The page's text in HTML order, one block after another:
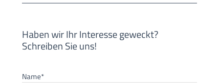
Haben wir Ihr Interesse geweckt?
Schreiben Sie uns!
Name*